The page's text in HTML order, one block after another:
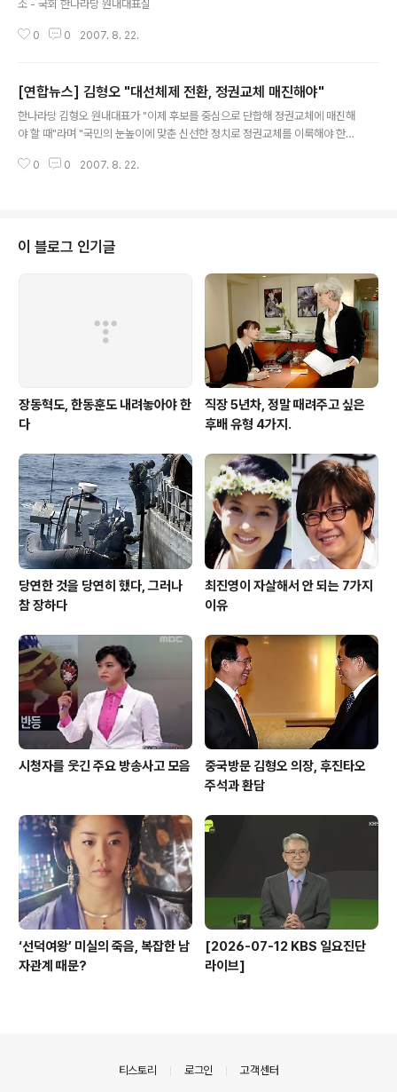
소 - 국회 한나라당 원내대표실
0 0 2007. 8. 22.
[연합뉴스] 김형오 "대선체제 전환, 정권교체 매진해야"
한나라당 김형오 원내대표가 "이제 후보를 중심으로 단합해 정권교체에 매진해
야 할 때"라며 "국민의 눈높이에 맞춘 신선한 정치로 정권교체를 이룩해야 한
선은 패자 없이 모두 승자였고 정치권의 새로운 이정표 세웠다"며 이같이 말했
기 국회에 철저히 대비해야 한다"고 덧붙였다. 김해연 기자 haeyounk@yna.
co.kr 연합뉴스 TV | 기사입력 2007-08-21 12:37
0 0 2007. 8. 22.
이 블로그 인기글
장동혁도, 한동훈도 내려놓아야 한
다
직장 5년차, 정말 때려주고 싶은
후배 유형 4가지.
당연한 것을 당연히 했다, 그러나
참 장하다
최진영이 자살해서 안 되는 7가지
이유
시청자를 웃긴 주요 방송사고 모음
중국방문 김형오 의장, 후진타오
주석과 환담
‘선덕여왕’ 미실의 죽음, 복잡한 남
자관계 때문?
[2026-07-12 KBS 일요진단
라이브]
티스토리 로그인 고객센터